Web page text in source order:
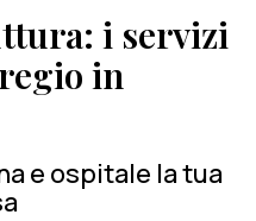
i servizi
in
e ospitale la tua